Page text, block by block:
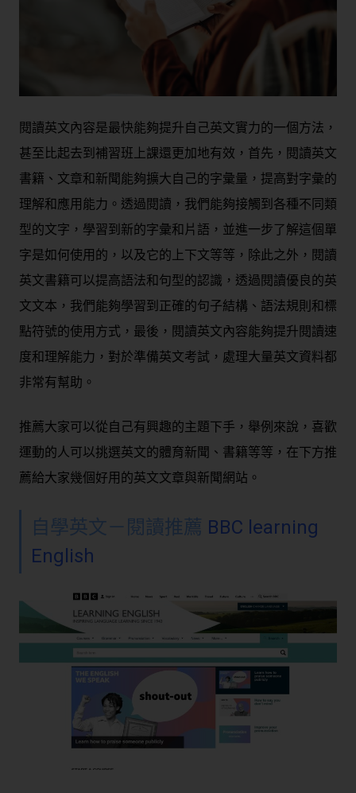
閱讀英文內容是最快能夠提升自己英文實力的一個方法，
甚至比起去到補習班上課還更加地有效，首先，閱讀英文
書籍、文章和新聞能夠擴大自己的字彙量，提高對字彙的
理解和應用能力。透過閱讀，我們能夠接觸到各種不同類
型的文字，學習到新的字彙和片語，並進一步了解這個單
字是如何使用的，以及它的上下文等等，除此之外，閱讀
英文書籍可以提高語法和句型的認識，透過閱讀優良的英
文文本，我們能夠學習到正確的句子結構、語法規則和標
點符號的使用方式，最後，閱讀英文內容能夠提升閱讀速
度和理解能力，對於準備英文考試，處理大量英文資料都
非常有幫助。
推薦大家可以從自己有興趣的主題下手，舉例來說，喜歡
運動的人可以挑選英文的體育新聞、書籍等等，在下方推
薦給大家幾個好用的英文文章與新聞網站。
自學英文－閱讀推薦 BBC learning
English